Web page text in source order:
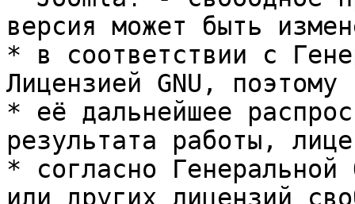
версия может быть
* в соответствии с
Лицензией GNU, поэтому
* её дальнейшее
результата работы,
* согласно Генеральной
или других лицензий